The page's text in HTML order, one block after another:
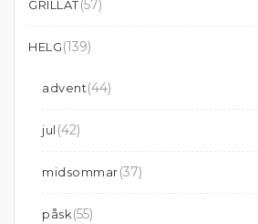
GRILLAT(57)
HELG(139)
advent(44)
jul (42)
midsommar(37)
påsk(55)